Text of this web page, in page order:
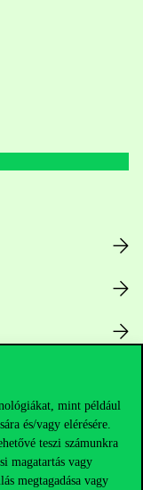
mint például
és/vagy elérésére.
teszi számunkra
magatartás vagy
megtagadása vagy